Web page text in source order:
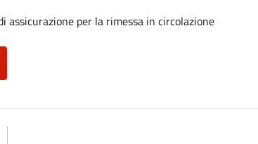
assicurazione per la rimessa in circolazione